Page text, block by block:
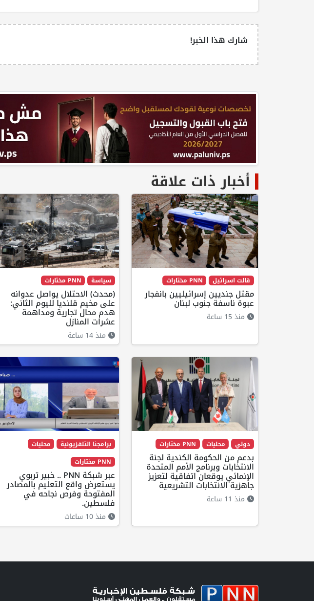
شارك هذا الخبر!
أخبار ذات علاقة
قالت اسرائيل PNN مختارات
مقتل جنديين إسرائيليين بانفجار
عبوة ناسفة جنوب لبنان
منذ 15 ساعة
سياسة PNN مختارات
(محدث) الاحتلال يواصل عدوانه
على مخيم قلنديا لليوم الثاني:
هدم محال تجارية ومداهمة
عشرات المنازل
منذ 14 ساعة
دولي محليات PNN مختارات
بدعم من الحكومة الكندية لجنة
الانتخابات وبرنامج الأمم المتحدة
الإنمائي يوقعان اتفاقية لتعزيز
جاهزية الانتخابات التشريعية
منذ 11 ساعة
برامجنا التلفزيونية
محليات
PNN مختارات
عبر شبكة PNN .. خبير تربوي
يستعرض واقع التعليم بالمصادر
المفتوحة وفرص نجاحه في
فلسطين.
منذ 10 ساعات